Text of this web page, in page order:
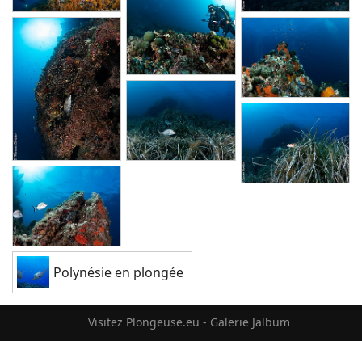
Polynésie en plongée
Visitez Plongeuse.eu - Galerie Jalbum